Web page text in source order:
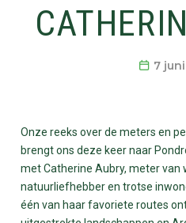
7
Onze reeks over de meters en
brengt ons deze keer naar
met Catherine Aubry, meter van
natuurliefhebber en trotse
één van haar favoriete routes